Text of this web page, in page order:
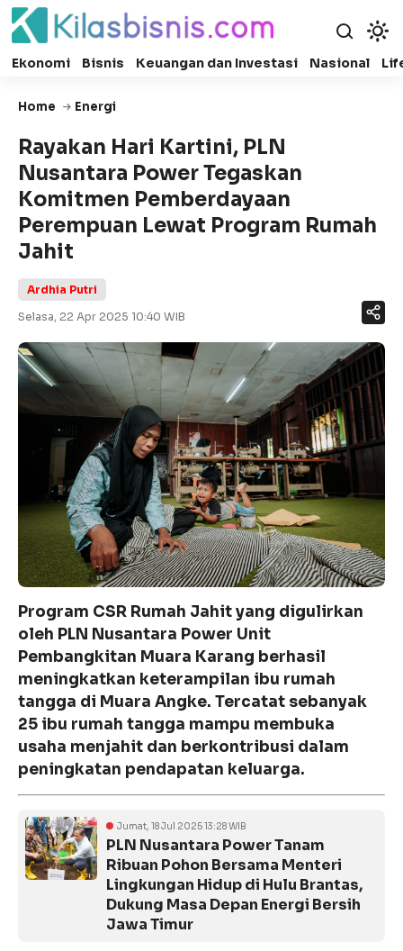
Ekonomi Bisnis Keuangan dan Investasi Nasional
Home Energi
Rayakan Hari Kartini, PLN
Nusantara Power Tegaskan
Komitmen Pemberdayaan
Perempuan Lewat Program Rumah
Jahit
Ardhia Putri
Selasa, 22 Apr 2025 10:40 WIB
Program CSR Rumah Jahit yang digulirkan
oleh PLN Nusantara Power Unit
Pembangkitan Muara Karang berhasil
meningkatkan keterampilan ibu rumah
tangga di Muara Angke. Tercatat sebanyak
25 ibu rumah tangga mampu membuka
usaha menjahit dan berkontribusi dalam
peningkatan pendapatan keluarga.
Jumat, 18 Jul 2025 13:28 WIB
PLN Nusantara Power Tanam
Ribuan Pohon Bersama Menteri
Lingkungan Hidup di Hulu Brantas,
Dukung Masa Depan Energi Bersih
Jawa Timur